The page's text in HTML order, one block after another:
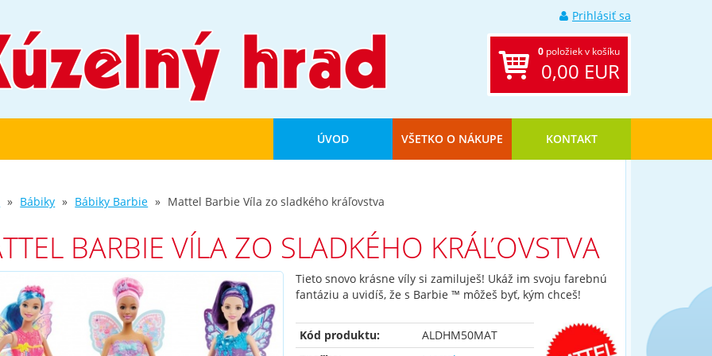
Prihlásiť sa
0 položiek v košíku
0,00 EUR
ÚVOD VŠETKO O NÁKUPE KONTAKT
Bábiky Bábiky Barbie Mattel Barbie Víla zo sladkého kráľovstva
BARBIE VÍLA ZO SLADKÉHO KRÁĽOVSTVA
Tieto snovo krásne víly si zamiluješ! Ukáž im svoju farebnú
fantáziu a uvidíš, že s Barbie ™ môžeš byť, kým chceš!
Kód produktu:
ALDHM50MAT